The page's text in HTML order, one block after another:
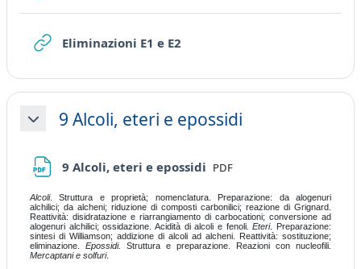
Eliminazioni E1 e E2
Collapse9 Alcoli, eteri e epossidi
9 Alcoli, eteri e epossidi File
PDF
Alcoli. Struttura e proprietà; nomenclatura. Preparazione: da alogenuri
alchilici; da alcheni; riduzione di composti carbonilici; reazione di Grignard.
Reattività: disidratazione e riarrangiamento di carbocationi; conversione ad
alogenuri alchilici; ossidazione. Acidità di alcoli e fenoli.Eteri. Preparazione:
sintesi di Williamson; addizione di alcoli ad alcheni. Reattività: sostituzione;
eliminazione. Epossidi.
Struttura e preparazione. Reazioni con nucleofili.
Mercaptani e solfuri.